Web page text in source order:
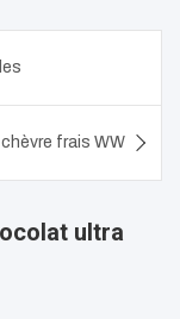
frais WW
ultra